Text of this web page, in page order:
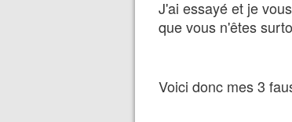
J'ai essayé et je
que vous n'êtes
Voici donc mes 3